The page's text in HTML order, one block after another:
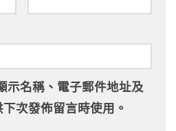
示名稱、電子郵件地址及
次發佈留言時使用。